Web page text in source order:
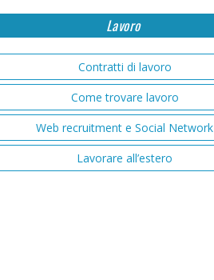
Lavoro
Contratti di lavoro
Come trovare lavoro
Web recruitment e Social Network
Lavorare all’estero